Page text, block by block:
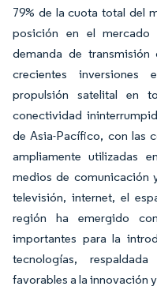
79% de la cuota total del
posición en el mercado
demanda de
crecientes
propulsión satelital en
conectividad
de Asia-Pacífico, con las
ampliamente utilizadas
medios de comunicación
televisión, internet, el
región ha emergido
importantes para la
tecnologías,
favorables a la innovación